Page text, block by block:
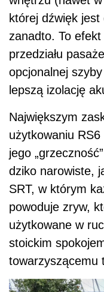
której dźwięk jest
zanadto. To efekt
przedziału
opcjonalnej
lepszą izolację
Największym
użytkowaniu
jego
dziko narowiste,
SRT, w którym
powoduje zryw,
użytkowane w
stoickim
towarzyszącemu